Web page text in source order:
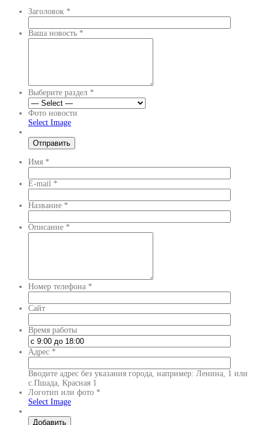
Заголовок *
Ваша новость *
Выберите раздел *
Фото новости
Select Image
Имя *
E-mail *
Название *
Описание *
Номер телефона *
Сайт
Время работы
Адрес *
Вводите адрес без указания города, например: Ленина, 1 или
с.Пшада, Красная 1
Логотип или фото *
Select Image